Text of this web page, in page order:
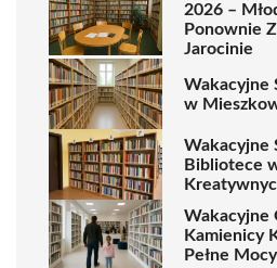
2026 –
Ponownie
Jarocinie
Wakacyjne
w
Wakacyjne
Bibliotece
Wakacyjne
Kamienicy
Pełne Mocy